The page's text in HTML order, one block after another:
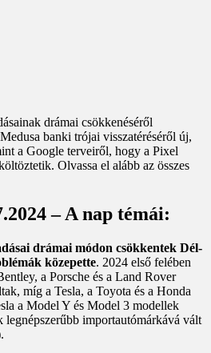
drámai csökkenéséről
banki trójai visszatéréséről új,
a Google terveiről, hogy a Pixel
Olvassa el alább az összes
– A nap témái:
drámai módon csökkentek Dél-
közepette. 2024 első felében
a Porsche és a Land Rover
míg a Tesla, a Toyota és a Honda
a Model Y és Model 3 modellek
legnépszerűbb importautómárkává vált